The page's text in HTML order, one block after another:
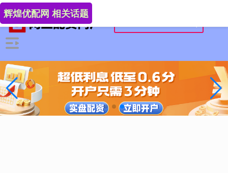
辉煌优配网 相关话题